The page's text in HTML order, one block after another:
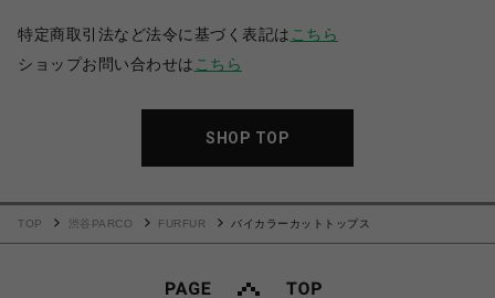
特定商取引法など法令に基づく表記は こちら
ショップお問い合わせは こちら
SHOP TOP
TOP 渋谷PARCO FURFUR バイカラーカットトップス